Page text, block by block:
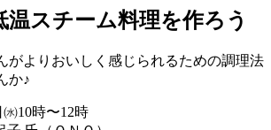
スチーム料理を作ろう
よりおいしく感じられるための調理法
か♪
㈬10時〜12時